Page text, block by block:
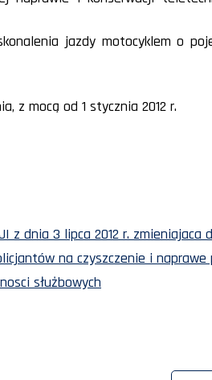
jazdy motocyklem o
z mocą od 1 stycznia 2012 r.
z dnia 3 lipca 2012 r.
na czyszczenie i
służbowych